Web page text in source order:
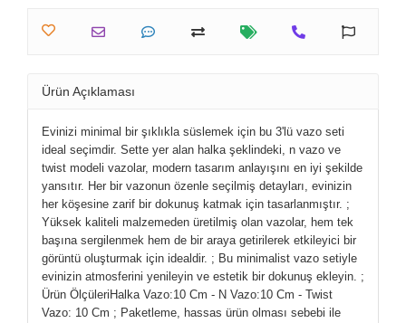
Ürün Açıklaması
Evinizi minimal bir şıklıkla süslemek için bu 3'lü vazo seti
ideal seçimdir. Sette yer alan halka şeklindeki, n vazo ve
twist modeli vazolar, modern tasarım anlayışını en iyi şekilde
yansıtır. Her bir vazonun özenle seçilmiş detayları, evinizin
her köşesine zarif bir dokunuş katmak için tasarlanmıştır. ;
Yüksek kaliteli malzemeden üretilmiş olan vazolar, hem tek
başına sergilenmek hem de bir araya getirilerek etkileyici bir
görüntü oluşturmak için idealdir. ; Bu minimalist vazo setiyle
evinizin atmosferini yenileyin ve estetik bir dokunuş ekleyin. ;
Ürün ÖlçüleriHalka Vazo:10 Cm - N Vazo:10 Cm - Twist
Vazo: 10 Cm ; Paketleme, hassas ürün olması sebebi ile